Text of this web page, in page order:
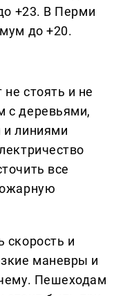
+23. В Перми
до +20.
стоять и не
с деревьями,
и линиями
все
скорость и
маневры и
Пешеходам